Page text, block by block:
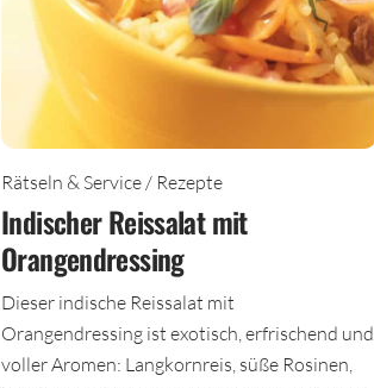
Rätseln & Service / Rezepte
Indischer Reissalat mit
Orangendressing
Dieser indische Reissalat mit
Orangendressing ist exotisch, erfrischend und
voller Aromen: Langkornreis, süße Rosinen,